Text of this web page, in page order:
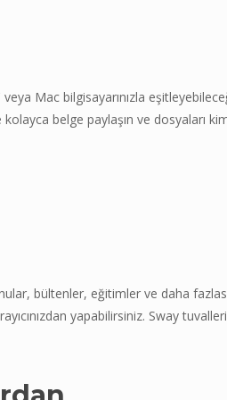
Mac bilgisayarınızla
belge paylaşın ve dosyaları
bültenler, eğitimler ve daha
yapabilirsiniz. Sway